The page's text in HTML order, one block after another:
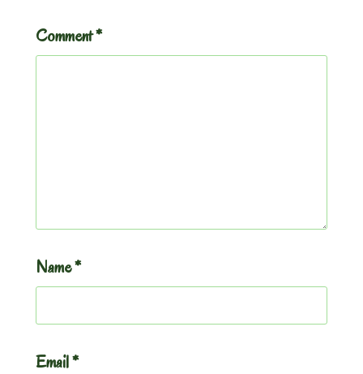
Comment*
Name*
Email*